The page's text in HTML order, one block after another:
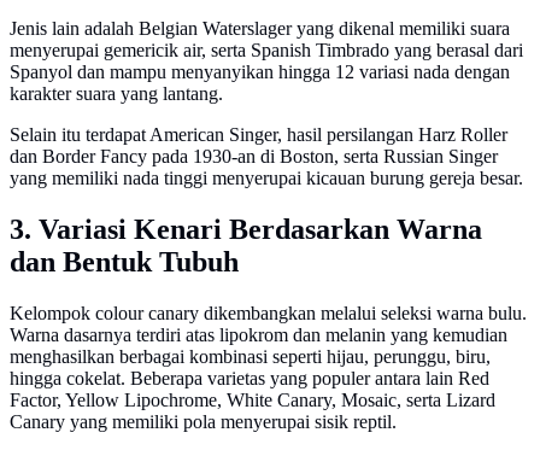
Jenis lain adalah Belgian Waterslager yang dikenal memiliki suara
menyerupai gemericik air, serta Spanish Timbrado yang berasal dari
Spanyol dan mampu menyanyikan hingga 12 variasi nada dengan
karakter suara yang lantang.
Selain itu terdapat American Singer, hasil persilangan Harz Roller
dan Border Fancy pada 1930-an di Boston, serta Russian Singer
yang memiliki nada tinggi menyerupai kicauan burung gereja besar.
3. Variasi Kenari Berdasarkan Warna
dan Bentuk Tubuh
Kelompok colour canary dikembangkan melalui seleksi warna bulu.
Warna dasarnya terdiri atas lipokrom dan melanin yang kemudian
menghasilkan berbagai kombinasi seperti hijau, perunggu, biru,
hingga cokelat. Beberapa varietas yang populer antara lain Red
Factor, Yellow Lipochrome, White Canary, Mosaic, serta Lizard
Canary yang memiliki pola menyerupai sisik reptil.